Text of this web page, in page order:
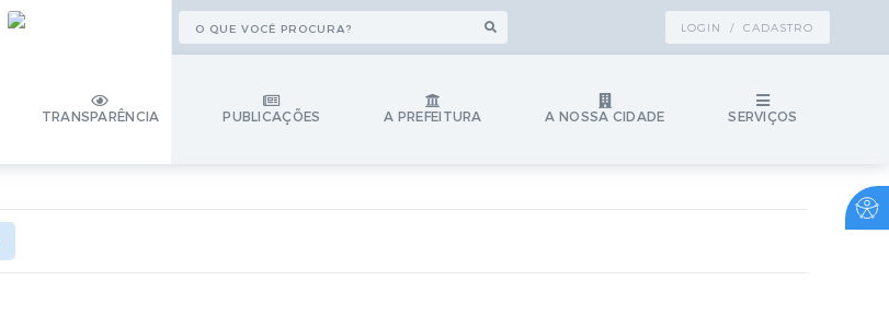
LOGIN / CADASTRO
TRANSPARÊNCIA PUBLICAÇÕES A PREFEITURA A NOSSA CIDADE SERVIÇOS